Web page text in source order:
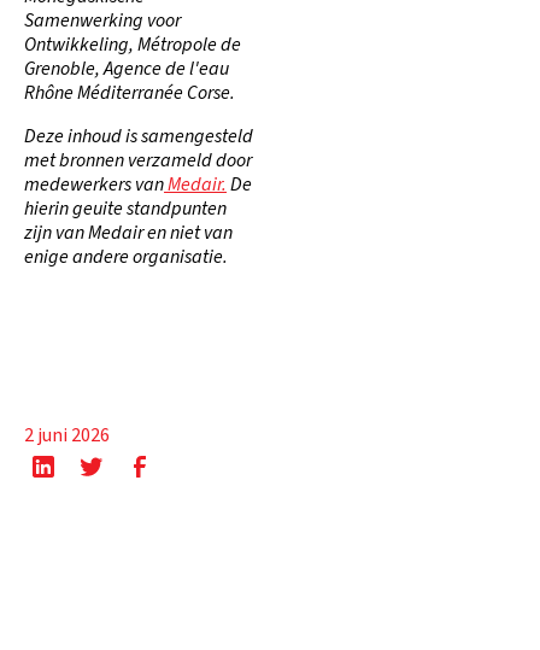
Samenwerking voor
Ontwikkeling, Métropole de
Grenoble, Agence de l'eau
Rhône Méditerranée Corse.
Deze inhoud is samengesteld
met bronnen verzameld door
medewerkers vanMedair. De
hierin geuite standpunten
zijn van Medair en niet van
enige andere organisatie.
2 juni 2026